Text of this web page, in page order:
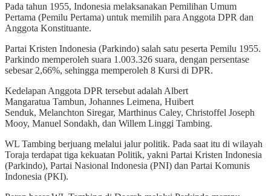
Pada tahun 1955, Indonesia melaksanakan Pemilihan Umum
Pertama (Pemilu Pertama) untuk memilih para Anggota DPR dan
Anggota Konstituante.
Partai Kristen Indonesia (Parkindo) salah satu peserta Pemilu 1955.
Parkindo memperoleh suara 1.003.326 suara, dengan persentase
sebesar 2,66%, sehingga memperoleh 8 Kursi di DPR.
Kedelapan Anggota DPR tersebut adalah Albert
Mangaratua Tambun, Johannes Leimena, Huibert
Senduk, Melanchton Siregar, Marthinus Caley, Christoffel Joseph
Mooy, Manuel Sondakh, dan Willem Linggi Tambing.
WL Tambing berjuang melalui jalur politik. Pada saat itu di wilayah
Toraja terdapat tiga kekuatan Politik, yakni Partai Kristen Indonesia
(Parkindo), Partai Nasional Indonesia (PNI) dan Partai Komunis
Indonesia (PKI).